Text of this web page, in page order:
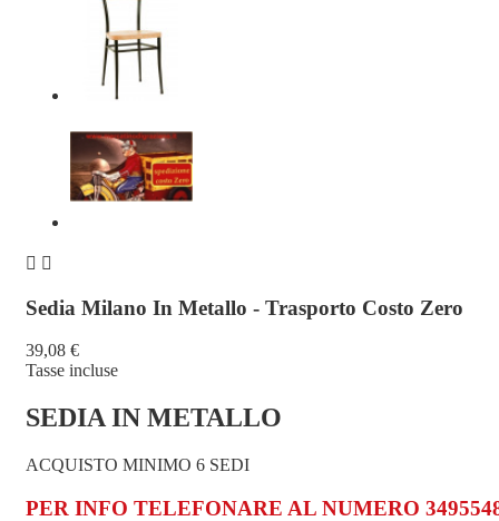
 
Sedia Milano In Metallo - Trasporto Costo Zero
39,08 €
Tasse incluse
SEDIA IN METALLO
ACQUISTO MINIMO 6 SEDI
PER INFO TELEFONARE AL NUMERO